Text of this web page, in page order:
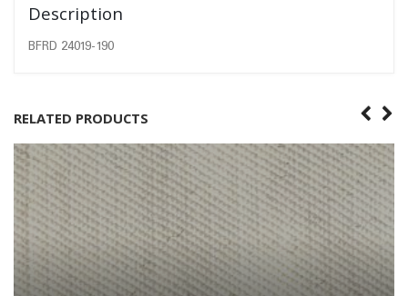
Description
BFRD 24019-190
RELATED PRODUCTS